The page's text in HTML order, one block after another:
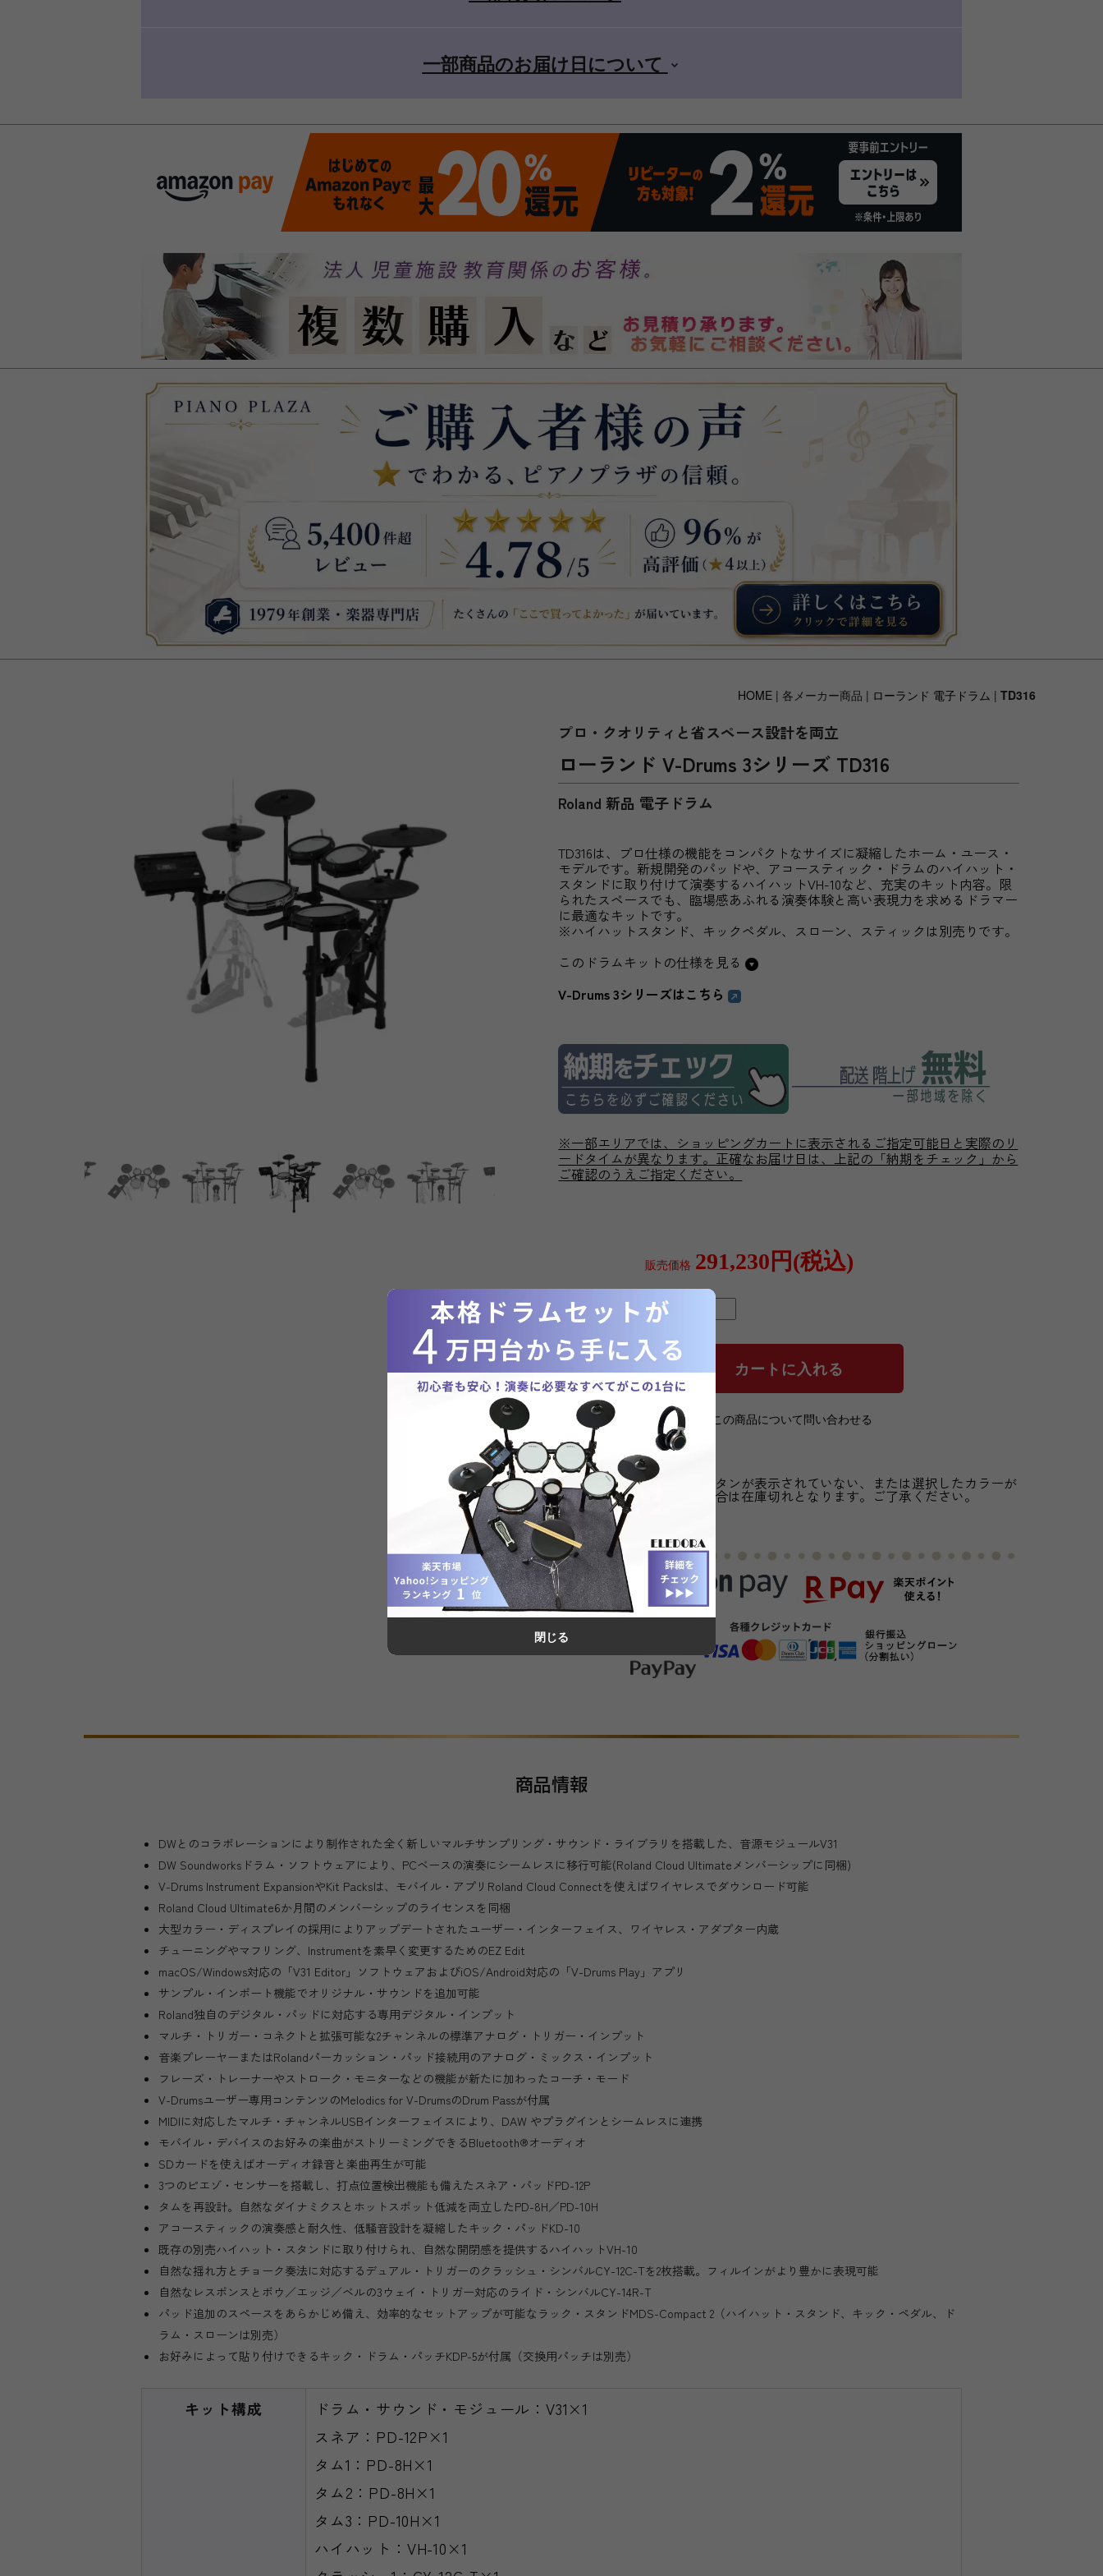
閉じる
一部商品のお届け日について
HOME | 各メーカー商品 | ローランド 電子ドラム | TD316
プロ・クオリティと省スペース設計を両立
ローランド V-Drums 3シリーズ TD316
Roland 新品 電子ドラム
TD316は、プロ仕様の機能をコンパクトなサイズに凝縮したホーム・ユース・
モデルです。新規開発のパッドや、アコースティック・ドラムのハイハット・
スタンドに取り付けて演奏するハイハットVH-10など、充実のキット内容。限
られたスペースでも、臨場感あふれる演奏体験と高い表現力を求めるドラマー
に最適なキットです。
※ハイハットスタンド、キックペダル、スローン、スティックは別売りです。
このドラムキットの仕様を見る
V-Drums 3シリーズはこちら
※一部エリアでは、ショッピングカートに表示されるご指定可能日と実際のリ
ードタイムが異なります。正確なお届け日は、上記の「納期をチェック」から
ご確認のうえご指定ください。
販売価格 291,230円(税込)
購入数
» この商品について問い合わせる
※「カートに入れる」ボタンが表示されていない、または選択したカラーが
カートに入れられない場合は在庫切れとなります。ご了承ください。
商品情報
DWとのコラボレーションにより制作された全く新しいマルチサンプリング・サウンド・ライブラリを搭載した、音源モジュールV31
DW Soundworksドラム・ソフトウェアにより、PCベースの演奏にシームレスに移行可能(Roland Cloud Ultimateメンバーシップに同梱)
V-Drums Instrument ExpansionやKit Packsは、モバイル・アプリRoland Cloud Connectを使えばワイヤレスでダウンロード可能
Roland Cloud Ultimate6か月間のメンバーシップのライセンスを同梱
大型カラー・ディスプレイの採用によりアップデートされたユーザー・インターフェイス、ワイヤレス・アダプター内蔵
チューニングやマフリング、Instrumentを素早く変更するためのEZ Edit
macOS/Windows対応の「V31 Editor」ソフトウェアおよびiOS/Android対応の「V-Drums Play」アプリ
サンプル・インポート機能でオリジナル・サウンドを追加可能
Roland独自のデジタル・パッドに対応する専用デジタル・インプット
マルチ・トリガー・コネクトと拡張可能な2チャンネルの標準アナログ・トリガー・インプット
音楽プレーヤーまたはRolandパーカッション・パッド接続用のアナログ・ミックス・インプット
フレーズ・トレーナーやストローク・モニターなどの機能が新たに加わったコーチ・モード
V-Drumsユーザー専用コンテンツのMelodics for V-DrumsのDrum Passが付属
MIDIに対応したマルチ・チャンネルUSBインターフェイスにより、DAW やプラグインとシームレスに連携
モバイル・デバイスのお好みの楽曲がストリーミングできるBluetooth®オーディオ
SDカードを使えばオーディオ録音と楽曲再生が可能
3つのピエゾ・センサーを搭載し、打点位置検出機能も備えたスネア・パッドPD-12P
タムを再設計。自然なダイナミクスとホットスポット低減を両立したPD-8H／PD-10H
アコースティックの演奏感と耐久性、低騒音設計を凝縮したキック・パッドKD-10
既存の別売ハイハット・スタンドに取り付けられ、自然な開閉感を提供するハイハットVH-10
自然な揺れ方とチョーク奏法に対応するデュアル・トリガーのクラッシュ・シンバルCY-12C-Tを2枚搭載。フィルインがより豊かに表現可能
自然なレスポンスとボウ／エッジ／ベルの3ウェイ・トリガー対応のライド・シンバルCY-14R-T
パッド追加のスペースをあらかじめ備え、効率的なセットアップが可能なラック・スタンドMDS-Compact 2（ハイハット・スタンド、キック・ペダル、ド
ラム・スローンは別売）
お好みによって貼り付けできるキック・ドラム・パッチKDP-5が付属（交換用パッチは別売）
キット構成
ドラム・サウンド・モジュール：V31×1
スネア：PD-12P×1
タム1：PD-8H×1
タム2：PD-8H×1
タム3：PD-10H×1
ハイハット：VH-10×1